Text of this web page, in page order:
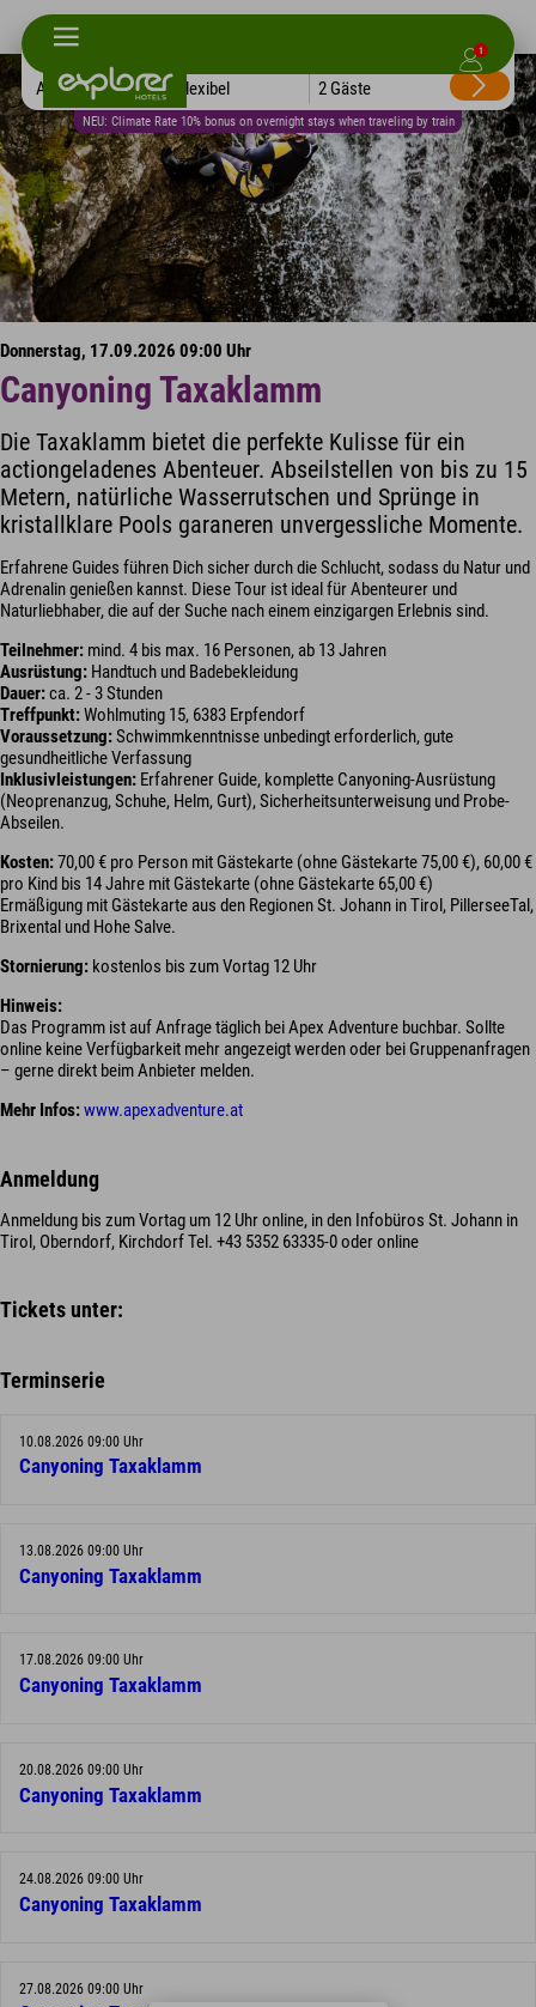
1
NEU: Climate Rate 10% bonus on overnight stays when traveling by train
Alle Hotels Flexibel 2 Gäste
Donnerstag, 17.09.2026 09:00 Uhr
Canyoning Taxaklamm
Die Taxaklamm bietet die perfekte Kulisse für ein
actiongeladenes Abenteuer. Abseilstellen von bis zu 15
Metern, natürliche Wasserrutschen und Sprünge in
kristallklare Pools garaneren unvergessliche Momente.
Erfahrene Guides führen Dich sicher durch die Schlucht, sodass du Natur und
Adrenalin genießen kannst. Diese Tour ist ideal für Abenteurer und
Naturliebhaber, die auf der Suche nach einem einzigargen Erlebnis sind.
Teilnehmer: mind. 4 bis max. 16 Personen, ab 13 Jahren
Ausrüstung: Handtuch und Badebekleidung
Dauer:ca. 2 - 3 Stunden
Treffpunkt:Wohlmuting 15, 6383 Erpfendorf
Voraussetzung:Schwimmkenntnisse unbedingt erforderlich, gute
gesundheitliche Verfassung
Inklusivleistungen: Erfahrener Guide, komplette Canyoning-Ausrüstung
(Neoprenanzug, Schuhe, Helm, Gurt), Sicherheitsunterweisung und Probe-
Abseilen.
Kosten:70,00 € pro Person mit Gästekarte (ohne Gästekarte 75,00 €), 60,00 €
pro Kind bis 14 Jahre mit Gästekarte (ohne Gästekarte 65,00 €)
Ermäßigung mit Gästekarte aus den Regionen St. Johann in Tirol, PillerseeTal,
Brixental und Hohe Salve.
Stornierung: kostenlos bis zum Vortag 12 Uhr
Hinweis:
Das Programm ist auf Anfrage täglich bei Apex Adventure buchbar. Sollte
online keine Verfügbarkeit mehr angezeigt werden oder bei Gruppenanfragen
– gerne direkt beim Anbieter melden.
Mehr Infos:www.apexadventure.at
Anmeldung
Anmeldung bis zum Vortag um 12 Uhr online, in den Infobüros St. Johann in
Tirol, Oberndorf, Kirchdorf Tel. +43 5352 63335-0 oder online
Tickets unter:
Terminserie
10.08.2026 09:00 Uhr
Canyoning Taxaklamm
13.08.2026 09:00 Uhr
Canyoning Taxaklamm
17.08.2026 09:00 Uhr
Canyoning Taxaklamm
20.08.2026 09:00 Uhr
Canyoning Taxaklamm
24.08.2026 09:00 Uhr
Canyoning Taxaklamm
27.08.2026 09:00 Uhr